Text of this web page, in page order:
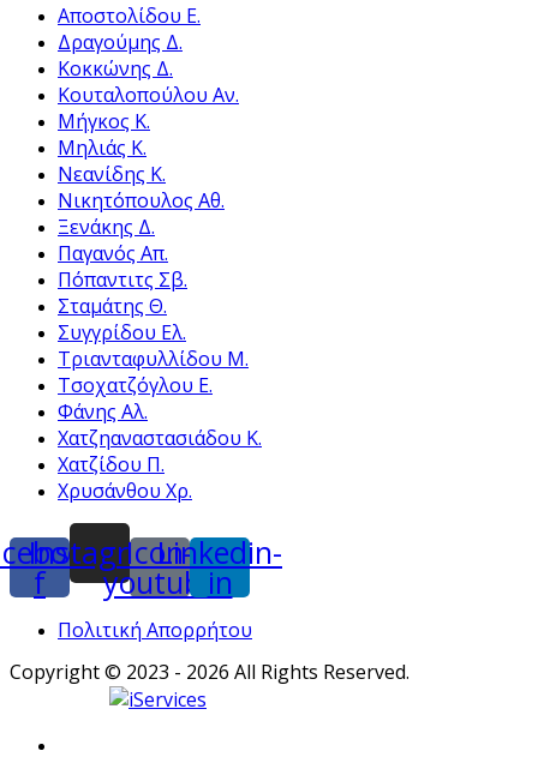
Αποστολίδου Ε.
Δραγούμης Δ.
Κοκκώνης Δ.
Κουταλοπούλου Αν.
Μήγκος Κ.
Μηλιάς Κ.
Νεανίδης Κ.
Νικητόπουλος Αθ.
Ξενάκης Δ.
Παγανός Απ.
Πόπαντιτς Σβ.
Σταμάτης Θ.
Συγγρίδου Ελ.
Τριανταφυλλίδου Μ.
Τσοχατζόγλου Ε.
Φάνης Αλ.
Χατζηαναστασιάδου Κ.
Χατζίδου Π.
Χρυσάνθου Χρ.
f
Instagram
Icon-
youtube
Linkedin-
in
Πολιτική Απορρήτου
Copyright © 2023 - 2026 All Rights Reserved.